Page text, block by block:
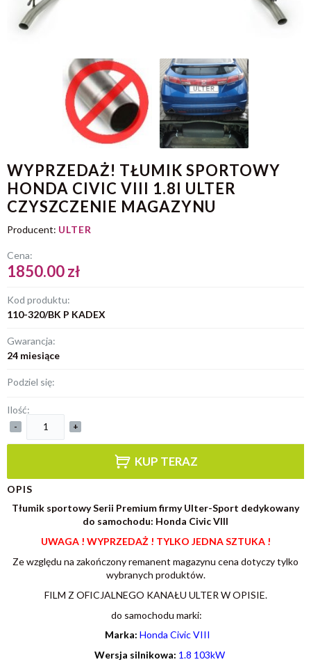
WYPRZEDAŻ! TŁUMIK SPORTOWY
HONDA CIVIC VIII 1.8I ULTER
CZYSZCZENIE MAGAZYNU
Producent: ULTER
Cena:
1850.00 zł
Kod produktu:
110-320/BK P KADEX
Gwarancja:
24 miesiące
Podziel się:
Ilość:
- +
KUP TERAZ
OPIS
Tłumik sportowy Serii Premium firmy Ulter-Sport dedykowany
do samochodu: Honda Civic VIII
UWAGA ! WYPRZEDAŻ ! TYLKO JEDNA SZTUKA !
Ze względu na zakończony remanent magazynu cena dotyczy tylko
wybranych produktów.
FILM Z OFICJALNEGO KANAŁU ULTER W OPISIE.
do samochodu marki:
Marka: Honda Civic VIII
Wersja silnikowa: 1.8 103kW